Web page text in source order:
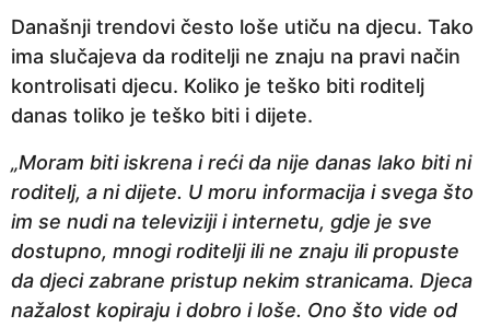
Današnji trendovi često loše utiču na djecu. Tako
ima slučajeva da roditelji ne znaju na pravi način
kontrolisati djecu. Koliko je teško biti roditelj
danas toliko je teško biti i dijete.
„Moram biti iskrena i reći da nije danas lako biti ni
roditelj, a ni dijete. U moru informacija i svega što
im se nudi na televiziji i internetu, gdje je sve
dostupno, mnogi roditelji ili ne znaju ili propuste
da djeci zabrane pristup nekim stranicama. Djeca
nažalost kopiraju i dobro i loše. Ono što vide od